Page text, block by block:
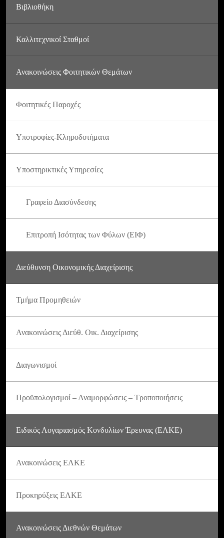
Βιβλιοθήκη
Καλλιτεχνικοί Σταθμοί
Ανακοινώσεις Φοιτητικών Θεμάτων
Φοιτητικές Παροχές
Υποτροφίες-Κληροδοτήματα
Υποστηρικτικές Υπηρεσίες
Γραφείο Διασύνδεσης
Επιτροπή Ισότητας των Φύλων (ΕΙΦ)
Διεύθυνση Οικονομικής Διαχείρισης
Τμήμα Προμηθειών
Ανακοινώσεις Διεύθ. Οικ. Διαχείρισης
Διαγωνισμοί
Προϋπολογισμοί – Αναμορφώσεις – Τροποποιήσεις
Ειδικός Λογαριασμός Κονδυλίων Έρευνας (ΕΛΚΕ)
Ανακοινώσεις ΕΛΚΕ
Προκηρύξεις ΕΛΚΕ
Ανακοινώσεις Διεθνών Θεμάτων